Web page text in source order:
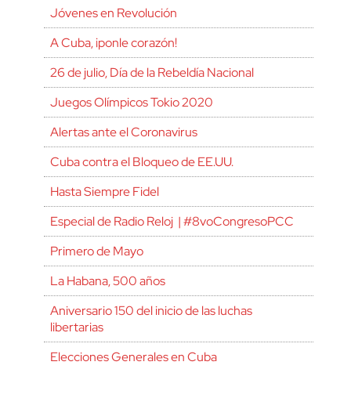
Jóvenes en Revolución
A Cuba, ¡ponle corazón!
26 de julio, Día de la Rebeldía Nacional
Juegos Olímpicos Tokio 2020
Alertas ante el Coronavirus
Cuba contra el Bloqueo de EE.UU.
Hasta Siempre Fidel
Especial de Radio Reloj | #8voCongresoPCC
Primero de Mayo
La Habana, 500 años
Aniversario 150 del inicio de las luchas
libertarias
Elecciones Generales en Cuba